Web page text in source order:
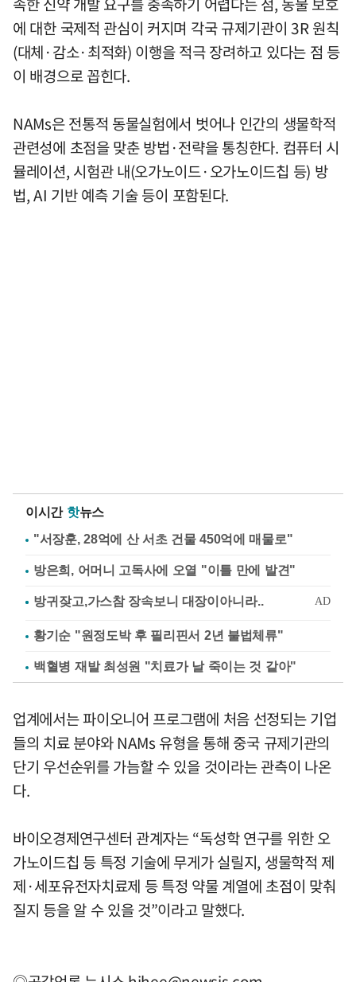
에 대한 국제적 관심이 커지며 각국 규제기관이 3R 원칙
(대체·감소·최적화) 이행을 적극 장려하고 있다는 점 등
이 배경으로 꼽힌다.
NAMs은 전통적 동물실험에서 벗어나 인간의 생물학적
관련성에 초점을 맞춘 방법·전략을 통칭한다. 컴퓨터 시
뮬레이션, 시험관 내(오가노이드·오가노이드칩 등) 방
법, AI 기반 예측 기술 등이 포함된다.
이시간 핫뉴스
"서장훈, 28억에 산 서초 건물 450억에 매물로"
방은희, 어머니 고독사에 오열 "이틀 만에 발견"
황기순 "원정도박 후 필리핀서 2년 불법체류"
백혈병 재발 최성원 "치료가 날 죽이는 것 같아"
업계에서는 파이오니어 프로그램에 처음 선정되는 기업
들의 치료 분야와 NAMs 유형을 통해 중국 규제기관의
단기 우선순위를 가늠할 수 있을 것이라는 관측이 나온
다.
바이오경제연구센터 관계자는 “독성학 연구를 위한 오
가노이드칩 등 특정 기술에 무게가 실릴지, 생물학적 제
제·세포유전자치료제 등 특정 약물 계열에 초점이 맞춰
질지 등을 알 수 있을 것”이라고 말했다.